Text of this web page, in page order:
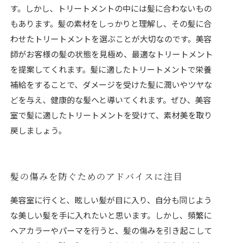
す。しかし、トリートメントの中には髪に合わないもの
もあります。髪の素材をしっかりと理解し、その髪に合
わせたトリートメントを選ぶことが大切なのです。美容
師がお客様の髪の状態を見極め、最適なトリートメント
を提案してくれます。髪に適したトリートメントで栄養
補給をすることで、ダメージを受けた髪に潤いやツヤな
どを与え、健康的な髪へと導いてくれます。ぜひ、美容
室で髪に適したトリートメントを受けて、素材美を取り
戻しましょう。
髪の傷みを防ぐためのアドバイスに注目
美容室に行くと、眩しい髪が目に入り、自分も同じよう
な美しい髪を手に入れたいと思います。しかし、頻繁に
ヘアカラーやパーマを行うと、髪の傷みを引き起こして